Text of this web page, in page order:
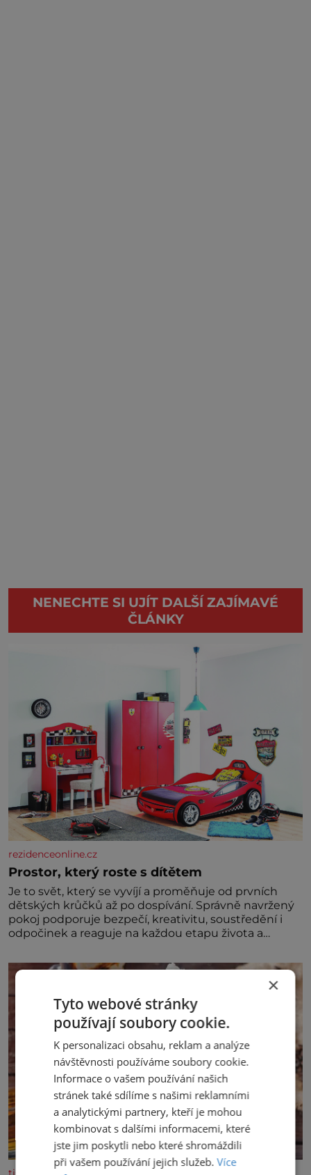
NENECHTE SI UJÍT DALŠÍ ZAJÍMAVÉ
ČLÁNKY
rezidenceonline.cz
Prostor, který roste s dítětem
Je to svět, který se vyvíjí a proměňuje od prvních
dětských krůčků až po dospívání. Správně navržený
pokoj podporuje bezpečí, kreativitu, soustředění i
odpočinek a reaguje na každou etapu života a
jednoduchost, měkkost a bezpečí, proto by pokoj
miminka měl působit především klidně a útulně.×
Tyto webové stránky
používají soubory cookie.
K personalizaci obsahu, reklam a analýze
návštěvnosti používáme soubory cookie.
Informace o vašem používání našich
stránek také sdílíme s našimi reklamními
a analytickými partnery, kteří je mohou
kombinovat s dalšími informacemi, které
jste jim poskytli nebo které shromáždili
při vašem používání jejich služeb.Více